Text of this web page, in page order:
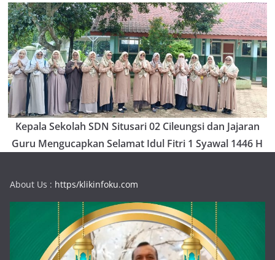
Kepala Sekolah SDN Situsari 02 Cileungsi dan Jajaran
Guru Mengucapkan Selamat Idul Fitri 1 Syawal 1446 H
About Us : https/klikinfoku.com